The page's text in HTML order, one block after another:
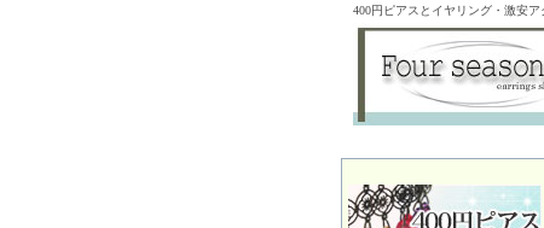
400円ピアスとイヤリング・激安